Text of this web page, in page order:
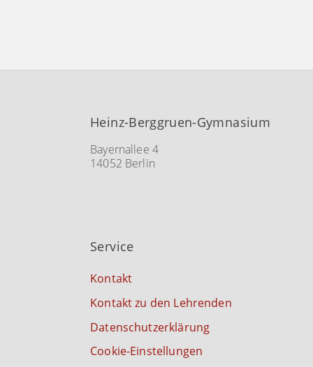
Heinz-Berggruen-Gymnasium
Bayernallee 4
14052 Berlin
Service
Kontakt
Kontakt zu den Lehrenden
Datenschutzerklärung
Cookie-Einstellungen